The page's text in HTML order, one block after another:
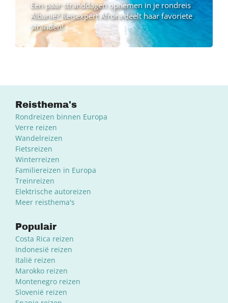
Een paar stranddagen opnemen in je rondreis
Albanië? Reisexpert Afrora deelt haar favoriete
stranden!
Reisthema's
Rondreizen binnen Europa
Verre reizen
Wandelreizen
Fietsreizen
Winterreizen
Familiereizen in Europa
Treinreizen
Elektrische autoreizen
Meer reisthema's
Populair
Costa Rica reizen
Indonesië reizen
Italië reizen
Marokko reizen
Montenegro reizen
Slovenië reizen